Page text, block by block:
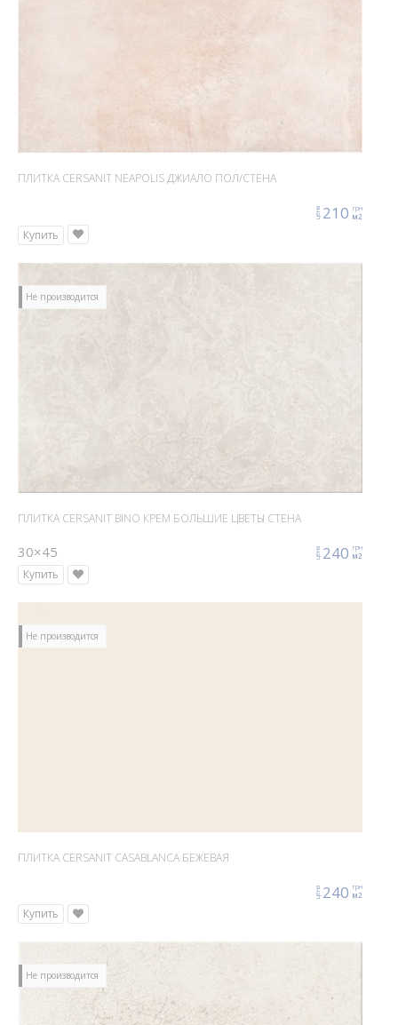
ПЛИТКА CERSANIT NEAPOLIS ДЖИАЛО ПОЛ/СТЕНА
цена 210 грн
м2
Купить
Не производится
ПЛИТКА CERSANIT BINO КРЕМ БОЛЬШИЕ ЦВЕТЫ СТЕНА
30×45 цена 240 грн
м2
Купить
Не производится
ПЛИТКА CERSANIT CASABLANCA БЕЖЕВАЯ
цена 240 грн
м2
Купить
Не производится